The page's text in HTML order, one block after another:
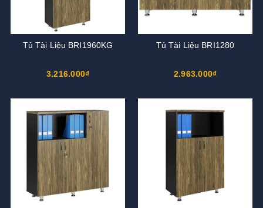
Tủ Tài Liệu BRI1960KG
3.216.000₫
Tủ Tài Liệu BRI1280
2.963.000₫